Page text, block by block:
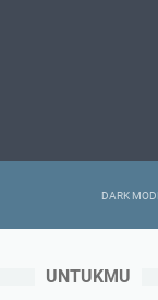
UNTUKMU